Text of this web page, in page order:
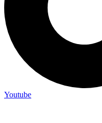
Youtube